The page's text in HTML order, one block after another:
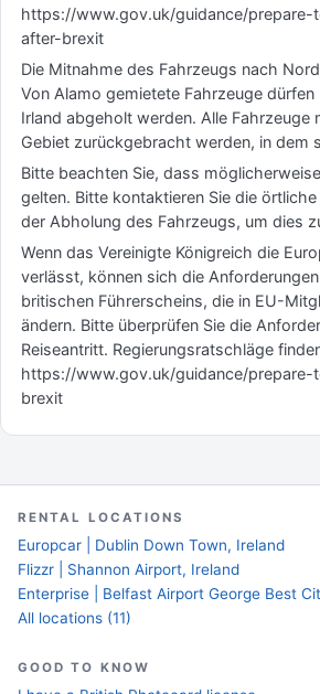
https://www.gov.uk/guidance/
after-brexit
Die Mitnahme des Fahrzeugs nach
Von Alamo gemietete Fahrzeuge
Irland abgeholt werden. Alle Fahrzeuge
Gebiet zurückgebracht werden, in dem
Bitte beachten Sie, dass
gelten. Bitte kontaktieren Sie die
der Abholung des Fahrzeugs, um dies
Wenn das Vereinigte Königreich die
verlässt, können sich die
britischen Führerscheins, die in EU-
ändern. Bitte überprüfen Sie die
Reiseantritt. Regierungsratschläge
https://www.gov.uk/guidance/
brexit
RENTAL LOCATIONS
Europcar | Dublin Down Town, Ireland
Flizzr | Shannon Airport, Ireland
Enterprise | Belfast Airport George Best
All locations (11)
GOOD TO KNOW